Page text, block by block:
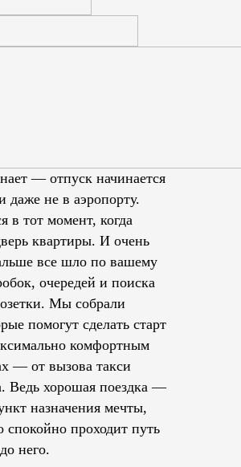
— отпуск начинается
даже не в аэропорту.
в тот момент, когда
квартиры. И очень
все шло по вашему
очередей и поиска
Мы собрали
помогут сделать старт
комфортным
— от вызова такси
Ведь хорошая поездка —
назначения мечты,
спокойно проходит путь
до него.